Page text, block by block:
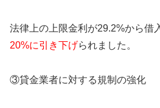
法律上の上限金利が29.2%から借
20%に引き下げられました。
③貸金業者に対する規制の強化